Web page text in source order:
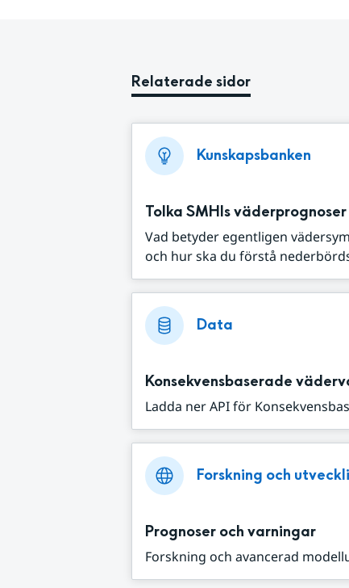
Relaterade sidor
Kunskapsbanken
Tolka SMHIs väderprognoser
Vad betyder egentligen
och hur ska du förstå
Data
Konsekvensbaserade
Ladda ner API för
Forskning och
Prognoser och varningar
Forskning och avancerad